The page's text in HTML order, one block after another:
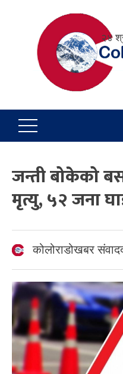
२४
जन्ती बोकेको
मृत्यु, ५२ जना
कोलोराडोखबर